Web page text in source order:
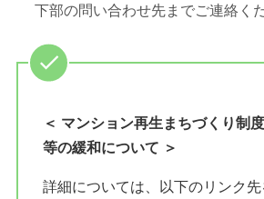
下部の問い合わせ先までご連絡く
＜ マンション再生まちづくり制
等の緩和について ＞
詳細については、以下のリンク